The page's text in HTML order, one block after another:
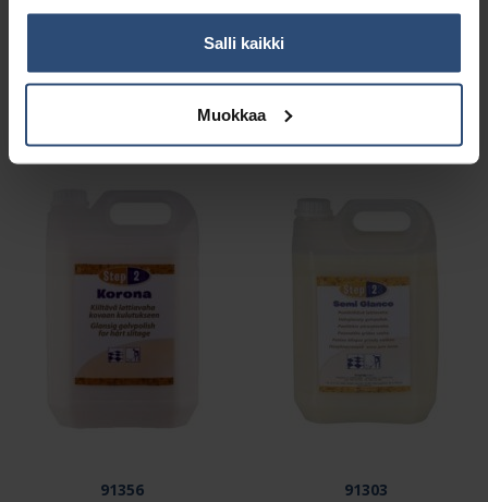
Salli kaikki
Muokkaa
98898
Plano Graffiti Remover 5
63,33 € alv 0%
91352
tekstiilipinnoille
91356
91303